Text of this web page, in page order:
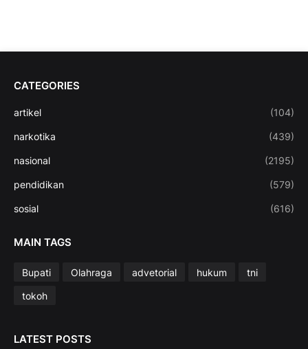
CATEGORIES
artikel (104)
narkotika (439)
nasional (2195)
pendidikan (579)
sosial (616)
MAIN TAGS
Bupati Olahraga advetorial hukum
tni
tokoh
LATEST POSTS